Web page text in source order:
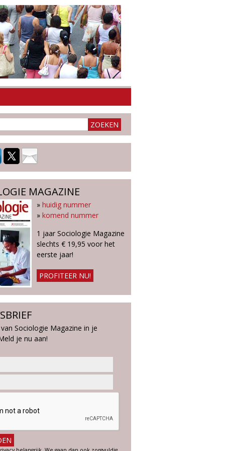
MAGAZINE
» huidig nummer
» komend nummer
1 jaar Sociologie Magazine
slechts € 19,95 voor het
eerste jaar!
PROFITEER NU!
Sociologie Magazine in je
je nu aan!